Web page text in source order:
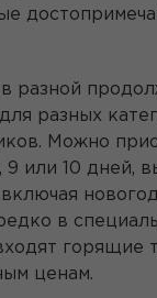
разной
разных
Можно
9 или 10 дней,
в
горящие
ценам.